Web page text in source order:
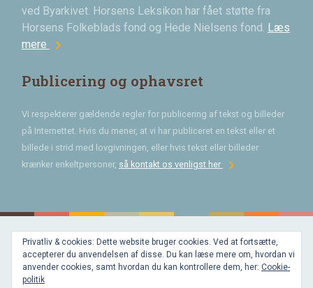
ved Byarkivet. Horsens Leksikon har fået støtte fra
Horsens Folkeblads fond og Hede Nielsens fond. Læs
mere chevron_right
Publicering og ophavsret
Vi respekterer gældende regler for publicering af tekst og billeder
på Internettet. Hvis du mener, at vi har publiceret en tekst eller et
billede i strid med lovgivningen, eller hvis tekst eller billeder
krænker enkeltpersoner, så kontakt os venligst herchevron_right
Bygget med
WordPressog
favoriteaf
Privatliv & cookies: Dette website bruger cookies. Ved at fortsætte,
accepterer du anvendelsen af disse. Du kan læse mere om, hvordan vi
anvender cookies, samt hvordan du kan kontrollere dem, her: Cookie-
politik